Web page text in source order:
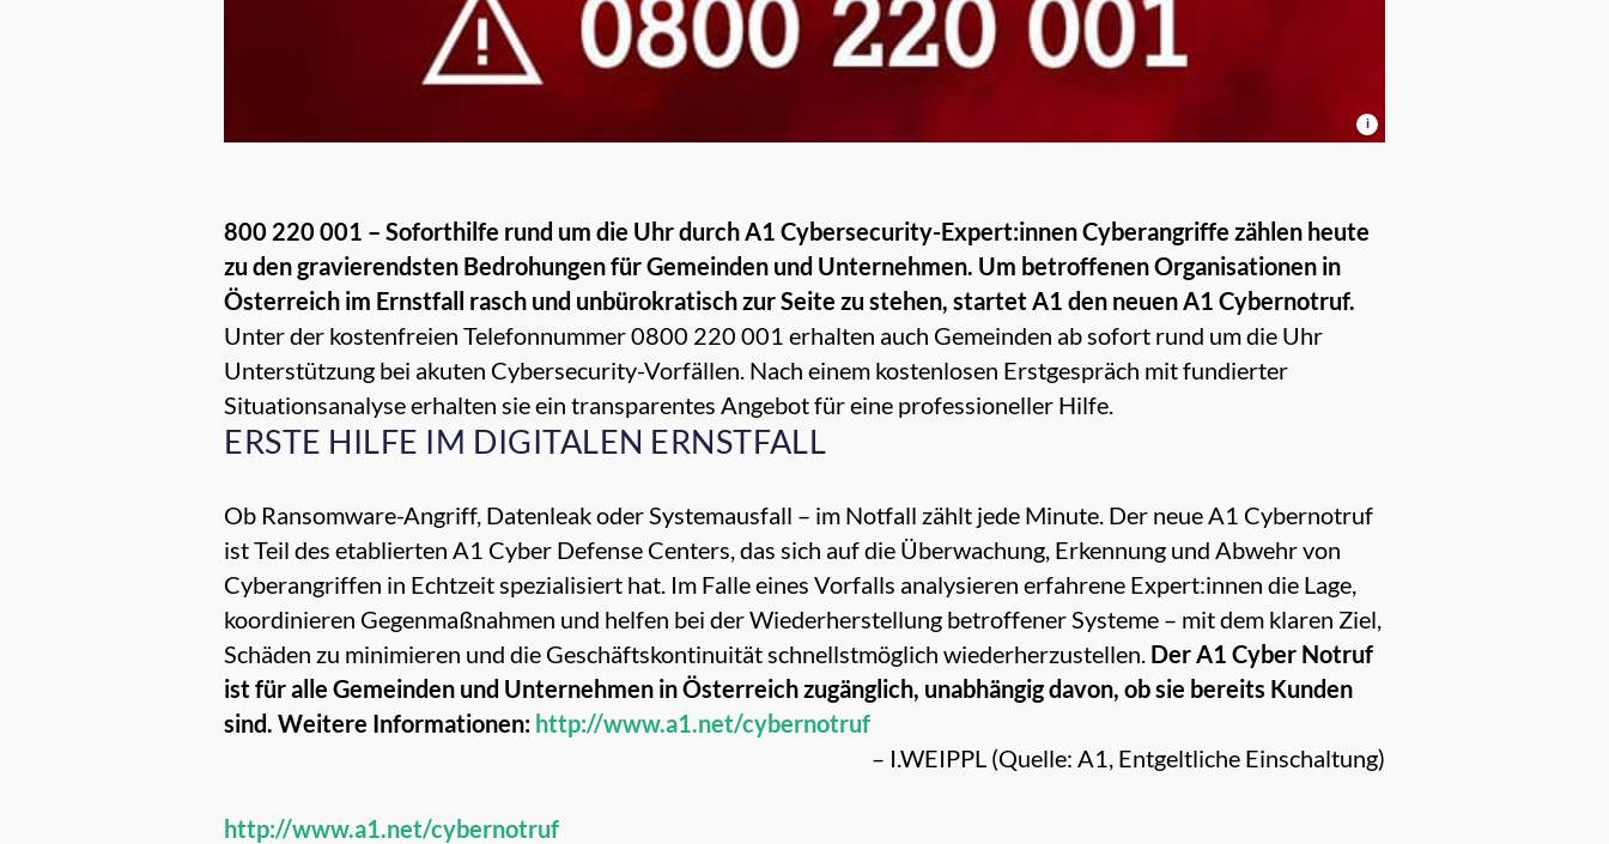
i
800 220 001 – Soforthilfe rund um die Uhr durch A1 Cybersecurity-Expert:innenCyberangriffe zählen heute
zu den gravierendsten Bedrohungen für Gemeinden und Unternehmen. Um betroffenen Organisationen in
Österreich im Ernstfall rasch und unbürokratisch zur Seite zu stehen, startet A1 den neuen A1 Cybernotruf.
Unter der kostenfreien Telefonnummer 0800 220 001 erhalten auch Gemeinden ab sofort rund um die Uhr
Unterstützung bei akuten Cybersecurity-Vorfällen. Nach einem kostenlosen Erstgespräch mit fundierter
Situationsanalyse erhalten sie ein transparentes Angebot für eine professioneller Hilfe.
ERSTE HILFE IM DIGITALEN ERNSTFALL
Ob Ransomware-Angriff, Datenleak oder Systemausfall – im Notfall zählt jede Minute. Der neue A1 Cybernotruf
ist Teil des etablierten A1 Cyber Defense Centers, das sich auf die Überwachung, Erkennung und Abwehr von
Cyberangriffen in Echtzeit spezialisiert hat. Im Falle eines Vorfalls analysieren erfahrene Expert:innen die Lage,
koordinieren Gegenmaßnahmen und helfen bei der Wiederherstellung betroffener Systeme – mit dem klaren Ziel,
Schäden zu minimieren und die Geschäftskontinuität schnellstmöglich wiederherzustellen. Der A1 Cyber Notruf
ist für alle Gemeinden und Unternehmen in Österreich zugänglich, unabhängig davon, ob sie bereits Kunden
sind. Weitere Informationen: http://www.a1.net/cybernotruf
– I.WEIPPL (Quelle: A1, Entgeltliche Einschaltung)
http://www.a1.net/cybernotruf